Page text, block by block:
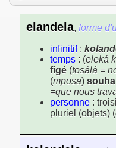
elandela, forme
infinitif:
temps : (eleká
figé (tosálá =
(mposa)
=que nous
personne :
pluriel (objets) (